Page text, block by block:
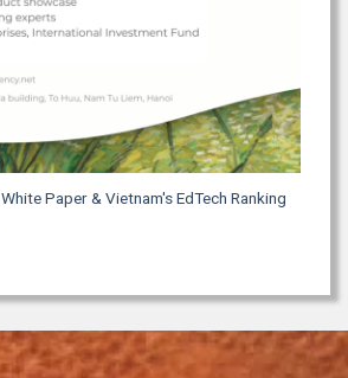
Paper & Vietnam's EdTech Ranking